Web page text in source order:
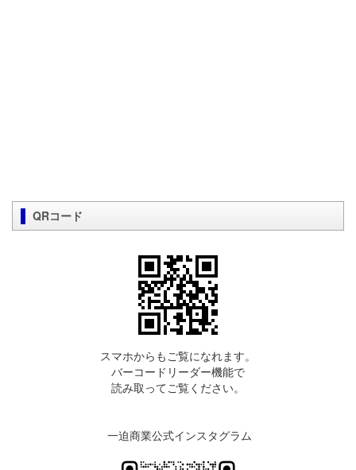
QRコード
スマホからもご覧になれます。
バーコードリーダー機能で
読み取ってご覧ください。
一迫商業公式インスタグラム